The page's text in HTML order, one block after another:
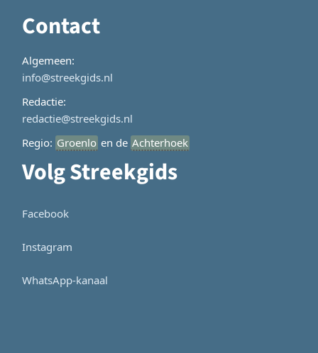
Contact
Algemeen:
info@streekgids.nl
Redactie:
redactie@streekgids.nl
Regio: Groenlo en de Achterhoek
Volg Streekgids
Facebook
Instagram
WhatsApp-kanaal